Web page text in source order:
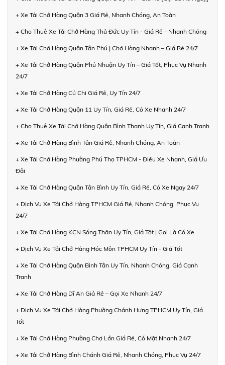
+ Xe Tải Chở Hàng Quận 3 Giá Rẻ, Nhanh Chóng, An Toàn
+ Cho Thuê Xe Tải Chở Hàng Thủ Đức Uy Tín - Giá Rẻ - Nhanh Chóng
+ Xe Tải Chở Hàng Quận Tân Phú | Chở Hàng Nhanh – Giá Rẻ 24/7
+ Xe Tải Chở Hàng Quận Phú Nhuận Uy Tín – Giá Tốt, Phục Vụ Nhanh
24/7
+ Xe Tải Chở Hàng Củ Chi Giá Rẻ, Uy Tín 24/7
+ Xe Tải Chở Hàng Quận 11 Uy Tín, Giá Rẻ, Có Xe Nhanh 24/7
+ Cho Thuê Xe Tải Chở Hàng Quận Bình Thạnh Uy Tín, Giá Cạnh Tranh
+ Xe Tải Chở Hàng Bình Tân Giá Rẻ, Nhanh Chóng, An Toàn
+ Xe Tải Chở Hàng Phường Phú Thọ TPHCM - Điều Xe Nhanh, Giá Ưu
Đãi
+ Xe Tải Chở Hàng Quận Tân Bình Uy Tín, Giá Rẻ, Có Xe Ngay 24/7
+ Dịch Vụ Xe Tải Chở Hàng TPHCM Giá Rẻ, Nhanh Chóng, Phục Vụ
24/7
+ Xe Tải Chở Hàng KCN Sóng Thần Uy Tín, Giá Tốt | Gọi Là Có Xe
+ Dịch Vụ Xe Tải Chở Hàng Hóc Môn TPHCM Uy Tín - Giá Tốt
+ Xe Tải Chở Hàng Quận Bình Tân Uy Tín, Nhanh Chóng, Giá Cạnh
Tranh
+ Xe Tải Chở Hàng Dĩ An Giá Rẻ – Gọi Xe Nhanh 24/7
+ Dịch Vụ Xe Tải Chở Hàng Phường Chánh Hưng TPHCM Uy Tín, Giá
Tốt
+ Xe Tải Chở Hàng Phường Chợ Lớn Giá Rẻ, Có Mặt Nhanh 24/7
+ Xe Tải Chở Hàng Bình Chánh Giá Rẻ, Nhanh Chóng, Phục Vụ 24/7